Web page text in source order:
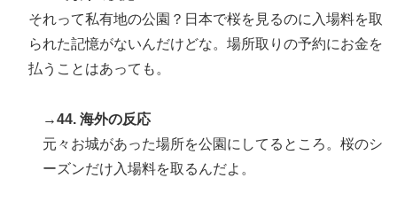
それって私有地の公園？日本で桜を見るのに入場料を取
られた記憶がないんだけどな。場所取りの予約にお金を
払うことはあっても。
→44. 海外の反応
元々お城があった場所を公園にしてるところ。桜のシ
ーズンだけ入場料を取るんだよ。